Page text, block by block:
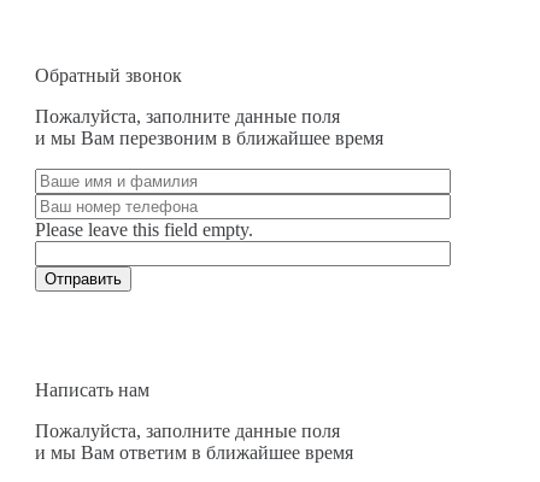
Обратный звонок
Пожалуйста, заполните данные поля
и мы Вам перезвоним в ближайшее время
Please leave this field empty.
Написать нам
Пожалуйста, заполните данные поля
и мы Вам ответим в ближайшее время